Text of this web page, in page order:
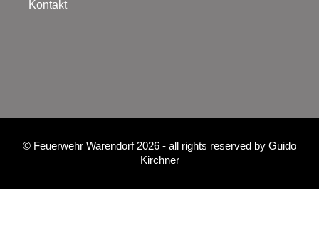
Kontakt
© Feuerwehr Warendorf 2026 - all rights reserved by Guido
Kirchner